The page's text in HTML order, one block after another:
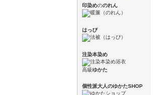
印染めののれん
はっぴ
注染本染め
高級ゆかた
個性派大人のゆかたSHOP